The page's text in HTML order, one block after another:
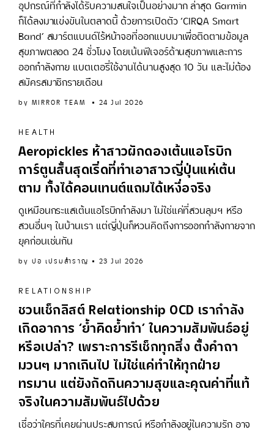
อุปกรณ์ที่กำลังได้รับความสนใจเป็นอย่างมาก ล่าสุด Garmin
ก็ได้ลงมาแข่งขันในตลาดนี้ ด้วยการเปิดตัว ‘CIRQA Smart
Band’ สมาร์ตแบนด์ไร้หน้าจอที่ออกแบบมาเพื่อติดตามข้อมูล
สุขภาพตลอด 24 ชั่วโมง โดยเน้นฟีเจอร์ด้านสุขภาพและการ
ออกกำลังกาย แบตเตอรี่ใช้งานได้นานสูงสุด 10 วัน และไม่ต้อง
สมัครสมาชิกรายเดือน
by MIRROR TEAM 24 Jul 2026
HEALTH
Aeropickles ห้าสาวผักดองเต้นแอโรบิก
การ์ตูนสั้นสุดเริ่ดที่ทำเอาสาวญี่ปุ่นแห่เต้น
ตาม ทั้งได้คอนเทนต์แถมได้เหงื่อจริง
ดูเหมือนกระแสเต้นแอโรบิกกำลังมา ไม่ใช่แค่ที่สวนลุมฯ หรือ
สวนอื่นๆ ในบ้านเรา แต่ญี่ปุ่นก็หวนคิดถึงการออกกำลังกายจาก
ยุคก่อนเช่นกัน
by ปอ เปรมสำราญ 23 Jul 2026
RELATIONSHIP
ชวนเช็กลิสต์ Relationship OCD เรากำลัง
เกิดอาการ ‘ย้ำคิดย้ำทำ’ ในความสัมพันธ์อยู่
หรือเปล่า? เพราะการรีเช็กทุกสิ่ง ตั้งคำถา
มวนๆ มากเกินไป ไม่ใช่แค่ทำให้ทุกฝ่าย
ทรมาน แต่ยังกัดกินความสุขและคุณค่าที่แท้
จริงในความสัมพันธ์ไปด้วย
เชื่อว่าใครที่เคยผ่านประสบการณ์ หรือกำลังอยู่ในความรัก อาจ